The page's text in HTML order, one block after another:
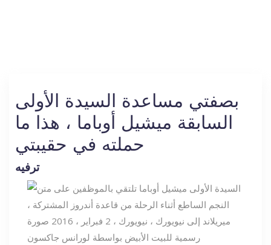
بصفتي مساعدة السيدة الأولى
السابقة ميشيل أوباما ، هذا ما
حملته في حقيبتي
ترفيه